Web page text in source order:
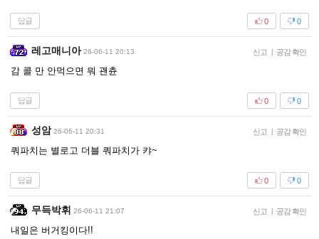
답글 0
0
레고매니아 26-06-11 20:13 신고 | 공감 확인
감 콜 만 안먹으면 뭐 괜츈
답글 0
0
성암 26-06-11 20:31 신고 | 공감 확인
쿼파치는 별로고 더블 쿼파치가 캬~
답글 0
0
무득박휘 26-06-11 21:07 신고 | 공감 확인
내일은 버거킹이다!!